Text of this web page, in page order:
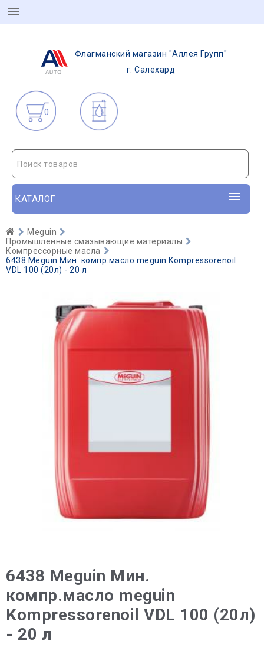
Флагманский магазин "Аллея Групп"
г. Салехард
0
Поиск товаров
КАТАЛОГ
Meguin
Промышленные смазывающие материалы
Компрессорные масла
6438 Meguin Мин. компр.масло meguin Kompressorenoil
VDL 100 (20л) - 20 л
6438 Meguin Мин.
компр.масло meguin
Kompressorenoil VDL 100 (20л)
- 20 л